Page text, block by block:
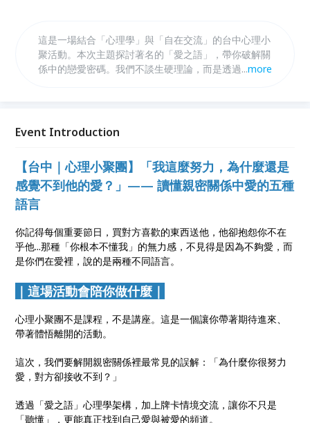
這是一場結合「心理學」與「自在交流」的台中心理小
聚活動。本次主題探討著名的「愛之語」，帶你破解關
係中的戀愛密碼。我們不談生硬理論，而是透過「趣味
懂」的無力感。活動關鍵字：台中活動、心理小聚、愛
...more
Event Introduction
【台中｜心理小聚團】「我這麼努力，為什麼還是
感覺不到他的愛？」—— 讀懂親密關係中愛的五種
語言
你記得每個重要節日，買對方喜歡的東西送他，他卻抱怨你不在
乎他...那種「你根本不懂我」的無力感，不見得是因為不夠愛，而
是你們在愛裡，說的是兩種不同語言。
｜這場活動會陪你做什麼｜
心理小聚團不是課程，不是講座。這是一個讓你帶著期待進來、
帶著體悟離開的活動。
這次，我們要解開親密關係裡最常見的誤解：「為什麼你很努力
愛，對方卻接收不到？」
透過「愛之語」心理學架構，加上牌卡情境交流，讓你不只是
「聽懂」，更能真正找到自己愛與被愛的頻道。